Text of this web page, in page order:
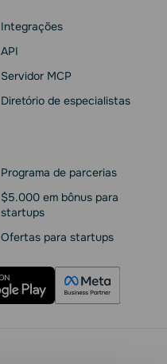
Integrações
API
Servidor MCP
Diretório de especialistas
Programa de parcerias
$5.000 em bônus para
startups
Ofertas para startups